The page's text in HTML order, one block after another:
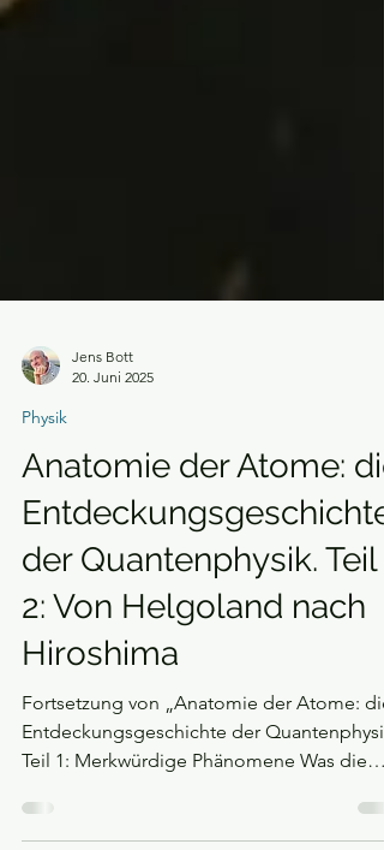
Jens Bott
20. Juni 2025
Physik
Anatomie der Atome: die
Entdeckungsgeschichte
der Quantenphysik. Teil
2: Von Helgoland nach
Hiroshima
Fortsetzung von „Anatomie der Atome: die